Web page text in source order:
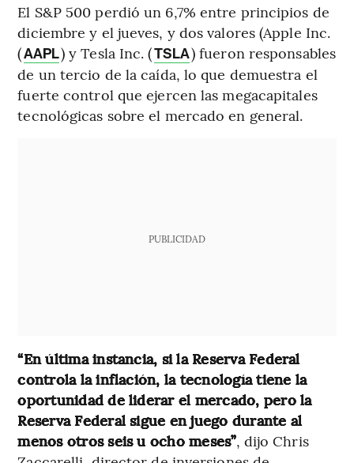
El S&P 500 perdió un 6,7% entre principios de
diciembre y el jueves, y dos valores (Apple Inc.
(AAPL) y Tesla Inc. (TSLA) fueron responsables
de un tercio de la caída, lo que demuestra el
fuerte control que ejercen las megacapitales
tecnológicas sobre el mercado en general.
PUBLICIDAD
“En última instancia, si la Reserva Federal
controla la inflación, la tecnología tiene la
oportunidad de liderar el mercado, pero la
Reserva Federal sigue en juego durante al
menos otros seis u ocho meses”, dijo Chris